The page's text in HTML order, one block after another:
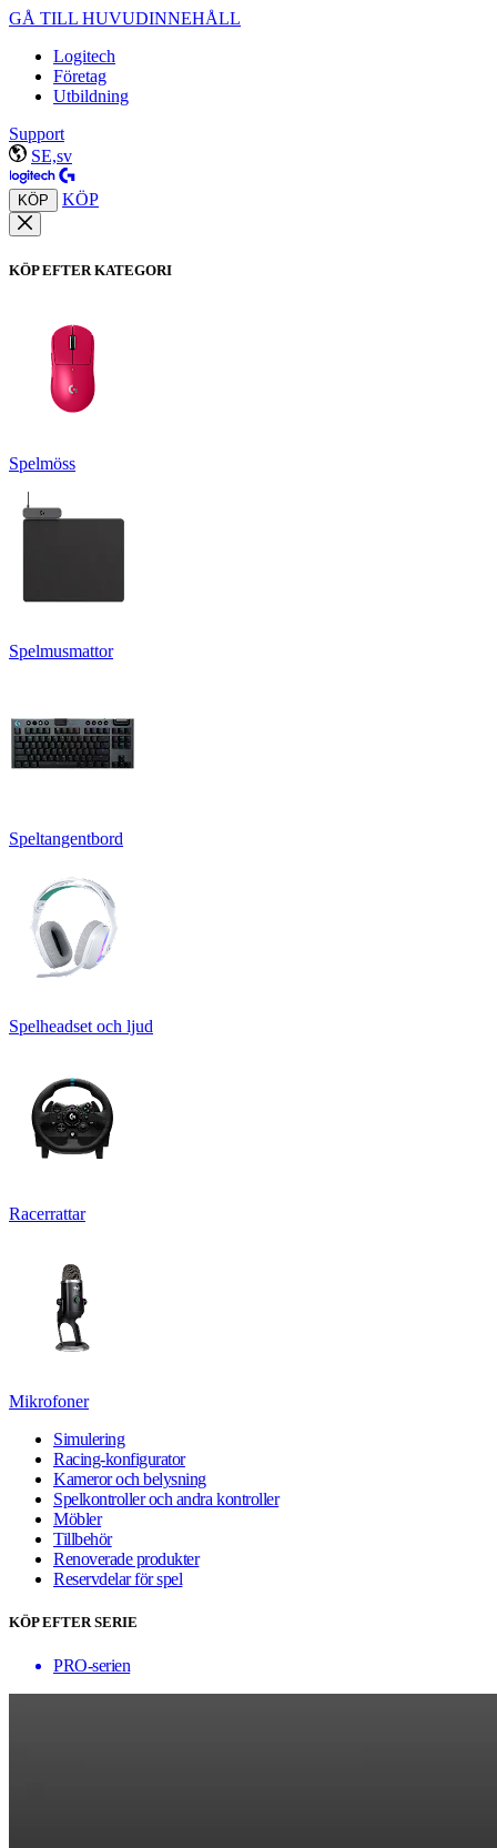
GÅ TILL HUVUDINNEHÅLL
Logitech
Företag
Utbildning
Support
SE,sv
KÖP KÖP
KÖP EFTER KATEGORI
Spelmöss
Spelmusmattor
Speltangentbord
Spelheadset och ljud
Racerrattar
Mikrofoner
Simulering
Racing-konfigurator
Kameror och belysning
Spelkontroller och andra kontroller
Möbler
Tillbehör
Renoverade produkter
Reservdelar för spel
KÖP EFTER SERIE
PRO-serien